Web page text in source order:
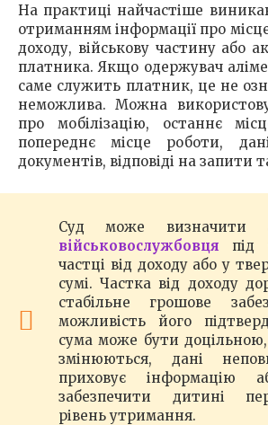
На практиці найчастіше
отриманням інформації про
доходу, військову частину або
платника. Якщо одержувач
саме служить платник, це не
неможлива. Можна
про мобілізацію, останнє
попереднє місце роботи,
документів, відповіді на запити
Суд може визначити
військовослужбовця під
частці від доходу або у
сумі. Частка від доходу
стабільне грошове
можливість його
сума може бути
змінюються, дані
приховує інформацію
забезпечити дитині
рівень утримання.